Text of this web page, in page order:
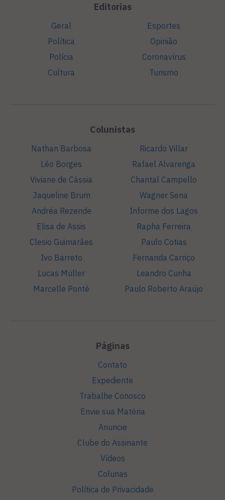
Editorias
Geral
Política
Polícia
Cultura
Esportes
Opinião
Coronavírus
Turismo
Colunistas
Nathan Barbosa
Léo Borges
Viviane de Cássia
Jaqueline Brum
Andréa Rezende
Elisa de Assis
Clesio Guimarães
Ivo Barreto
Lucas Müller
Marcelle Ponté
Ricardo Villar
Rafael Alvarenga
Chantal Campello
Wagner Sena
Informe dos Lagos
Rapha Ferreira
Paulo Cotias
Fernanda Carriço
Leandro Cunha
Paulo Roberto Araújo
Páginas
Contato
Expediente
Trabalhe Conosco
Envie sua Matéria
Anuncie
Clube do Assinante
Vídeos
Colunas
Política de Privacidade